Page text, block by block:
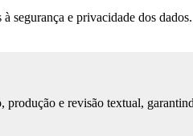
segurança e privacidade dos
e revisão textual,